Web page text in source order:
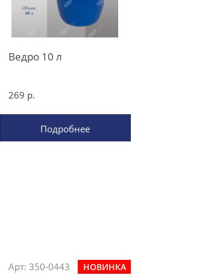
Ведро 10 л
269 р.
Подробнее
Арт: 350-0443 НОВИНКА